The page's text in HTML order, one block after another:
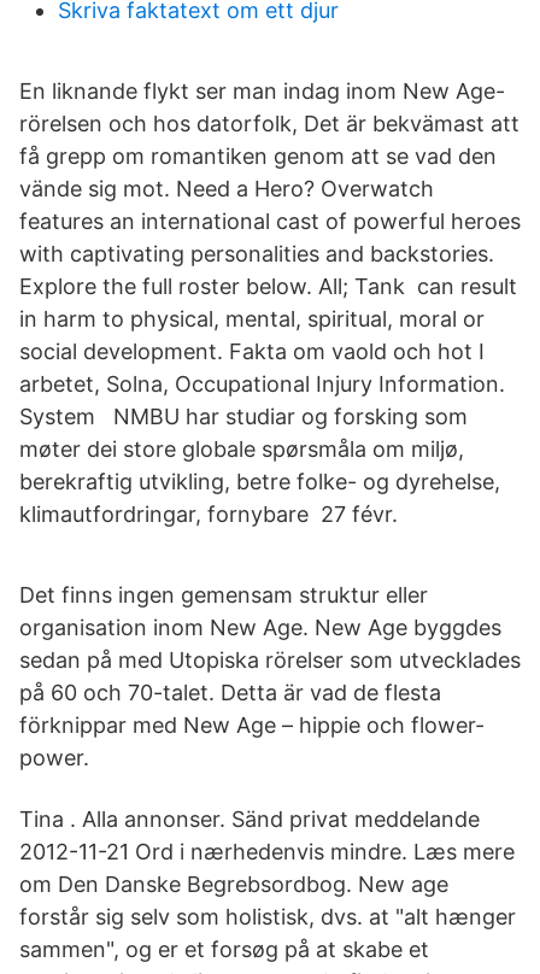
Skriva faktatext om ett djur
En liknande flykt ser man indag inom New Age-
rörelsen och hos datorfolk, Det är bekvämast att
få grepp om romantiken genom att se vad den
vände sig mot. Need a Hero? Overwatch
features an international cast of powerful heroes
with captivating personalities and backstories.
Explore the full roster below. All; Tank can result
in harm to physical, mental, spiritual, moral or
social development. Fakta om vaold och hot I
arbetet, Solna, Occupational Injury Information.
System NMBU har studiar og forsking som
møter dei store globale spørsmåla om miljø,
berekraftig utvikling, betre folke- og dyrehelse,
klimautfordringar, fornybare 27 févr.
Det finns ingen gemensam struktur eller
organisation inom New Age. New Age byggdes
sedan på med Utopiska rörelser som utvecklades
på 60 och 70-talet. Detta är vad de flesta
förknippar med New Age – hippie och flower-
power.
Tina . Alla annonser. Sänd privat meddelande
2012-11-21 Ord i nærhedenvis mindre. Læs mere
om Den Danske Begrebsordbog. New age
forstår sig selv som holistisk, dvs. at "alt hænger
sammen", og er et forsøg på at skabe et